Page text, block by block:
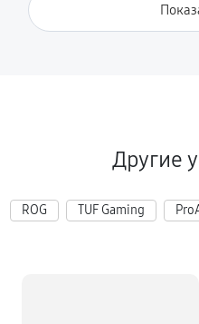
Другие
ROG TUF Gaming